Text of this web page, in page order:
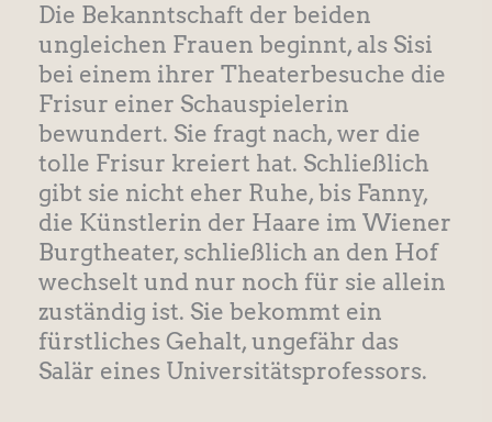
Die Bekanntschaft der beiden
ungleichen Frauen beginnt, als Sisi
bei einem ihrer Theaterbesuche die
Frisur einer Schauspielerin
bewundert. Sie fragt nach, wer die
tolle Frisur kreiert hat. Schließlich
gibt sie nicht eher Ruhe, bis Fanny,
die Künstlerin der Haare im Wiener
Burgtheater, schließlich an den Hof
wechselt und nur noch für sie allein
zuständig ist. Sie bekommt ein
fürstliches Gehalt, ungefähr das
Salär eines Universitätsprofessors.